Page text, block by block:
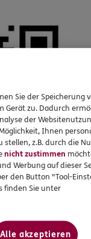
Sie der Speicherung
Gerät zu. Dadurch
der
Ihnen
z.B. durch die
nicht zustimmen
Werbung auf dieser
den Button "Tool-
finden Sie unter
Alle akzeptieren